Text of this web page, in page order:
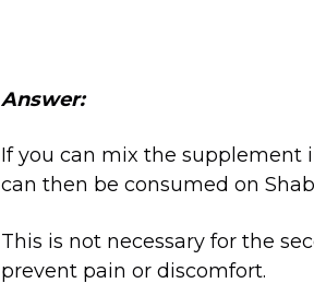
Answer:
If you can mix the supplement
can then be consumed on
This is not necessary for the
prevent pain or discomfort.